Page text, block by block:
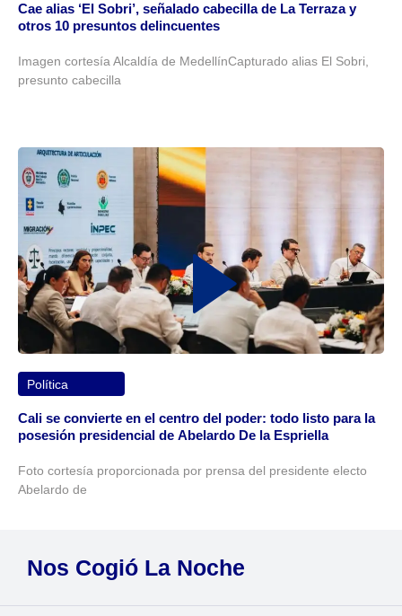
Cae alias ‘El Sobri’, señalado cabecilla de La Terraza y
otros 10 presuntos delincuentes
Imagen cortesía Alcaldía de MedellínCapturado alias El Sobri,
presunto cabecilla
Política
Cali se convierte en el centro del poder: todo listo para la
posesión presidencial de Abelardo De la Espriella
Foto cortesía proporcionada por prensa del presidente electo
Abelardo de
Nos Cogió La Noche